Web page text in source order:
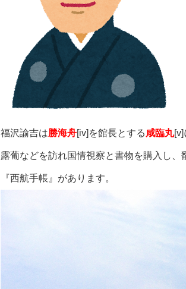
福沢諭吉は勝海舟[iv] を館長とする 咸臨丸[v]
露葡などを訪れ国情視察と書物を購入し、
『西航手帳』があります。